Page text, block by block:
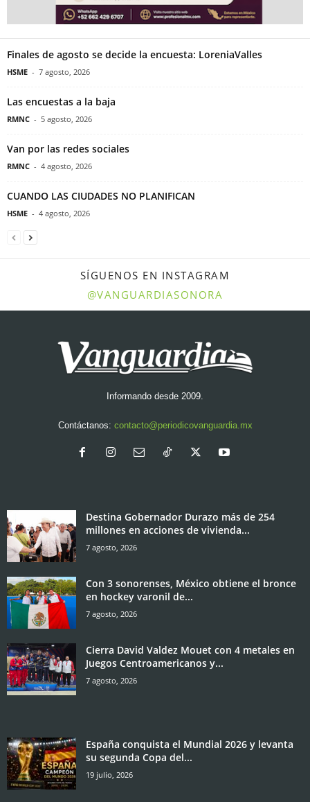
Finales de agosto se decide la encuesta: LoreniaValles
HSME - 7 agosto, 2026
Las encuestas a la baja
RMNC - 5 agosto, 2026
Van por las redes sociales
RMNC - 4 agosto, 2026
CUANDO LAS CIUDADES NO PLANIFICAN
HSME - 4 agosto, 2026
SÍGUENOS EN INSTAGRAM
@VANGUARDIASONORA
Informando desde 2009.
Contáctanos: contacto@periodicovanguardia.mx
Destina Gobernador Durazo más de 254
millones en acciones de vivienda...
7 agosto, 2026
Con 3 sonorenses, México obtiene el bronce
en hockey varonil de...
7 agosto, 2026
Cierra David Valdez Mouet con 4 metales en
Juegos Centroamericanos y...
7 agosto, 2026
España conquista el Mundial 2026 y levanta
su segunda Copa del...
19 julio, 2026